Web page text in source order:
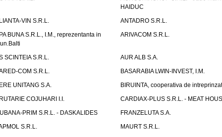
HAIDUC
VIN S.R.L.
ANTADRO S.R.L.
BUNA S.R.L., I.M., reprezentanta in
ARIVACOM S.R.L.
SCINTEIA S.R.L.
AUR ALB S.A.
COM S.R.L.
BASARABIA LWIN-INVEST, I.M.
UNITANG S.A.
BIRUINTA, cooperativa de
COJUHARI I.I.
CARDIAX-PLUS S.R.L. - MEAT
PRIM S.R.L. - DASKALIDES
FRANZELUTA S.A.
S.R.L.
MAURT S.R.L.